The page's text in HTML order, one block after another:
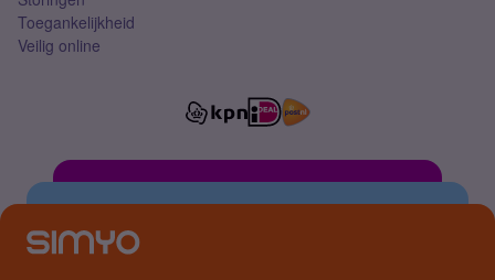
Toegankelijkheid
Veilig online